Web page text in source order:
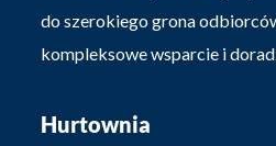
do szerokiego grona
kompleksowe wsparcie i
Hurtownia